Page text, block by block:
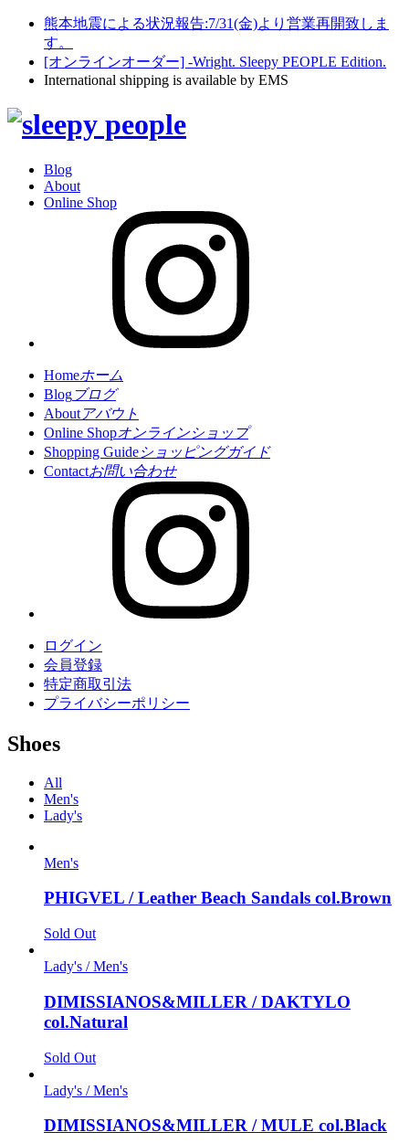
熊本地震による状況報告:7/31(金)より営業再開致しま
す。
[オンラインオーダー] -Wright. Sleepy PEOPLE Edition.
International shipping is available by EMS
Blog
About
Online Shop
Homeホーム
Blogブログ
About アバウト
Online Shopオンラインショップ
Shopping Guideショッピングガイド
Contactお問い合わせ
ログイン
会員登録
特定商取引法
プライバシーポリシー
Shoes
All
Men's
Lady's
Men's
PHIGVEL / Leather Beach Sandals col.Brown
Sold Out
Lady's / Men's
DIMISSIANOS&MILLER / DAKTYLO
col.Natural
Sold Out
Lady's / Men's
DIMISSIANOS&MILLER / MULE col.Black